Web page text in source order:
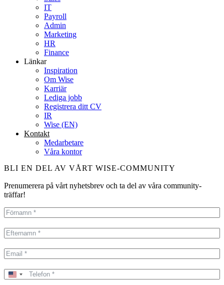
IT
Payroll
Admin
Marketing
HR
Finance
Länkar
Inspiration
Om Wise
Karriär
Lediga jobb
Registrera ditt CV
IR
Wise (EN)
Kontakt
Medarbetare
Våra kontor
BLI EN DEL AV VÅRT WISE-COMMUNITY
Prenumerera på vårt nyhetsbrev och ta del av våra community-
träffar!
United